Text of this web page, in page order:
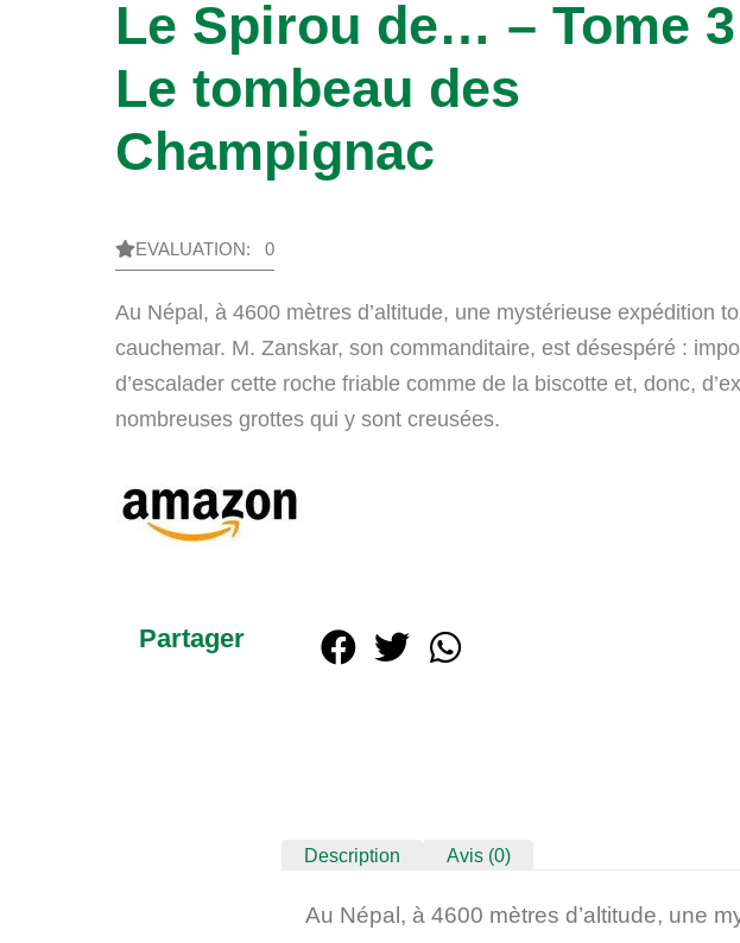
Le Spirou de… – Tome
Le tombeau des
Champignac
EVALUATION: 0
Au Népal, à 4600 mètres d’altitude, une mystérieuse expédition
cauchemar. M. Zanskar, son commanditaire, est désespéré :
d’escalader cette roche friable comme de la biscotte et, donc,
nombreuses grottes qui y sont creusées.
Partager
Description Avis (0)
Au Népal, à 4600 mètres d’altitude, une